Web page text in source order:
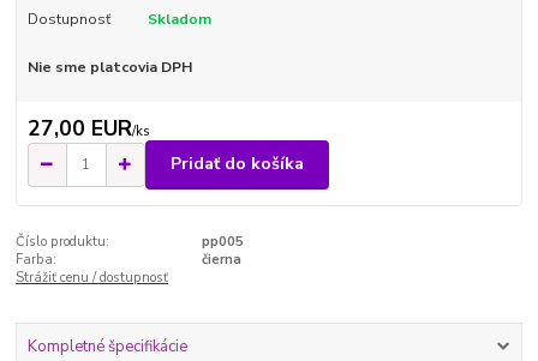
Dostupnosť Skladom
Nie sme platcovia DPH
27,00 EUR/ks
Pridať do košíka
Číslo produktu:
pp005
Farba:
čierna
Strážiť cenu / dostupnosť
Kompletné špecifikácie